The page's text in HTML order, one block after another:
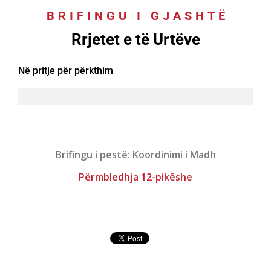
BRIFINGU I GJASHTË
Rrjetet e të Urtëve
Në pritje për përkthim
Brifingu i pestë: Koordinimi i Madh
Përmbledhja 12-pikëshe